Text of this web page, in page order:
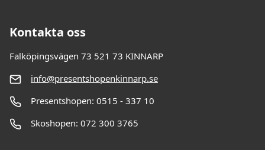
Kontakta oss
Falköpingsvägen 73 521 73 KINNARP
info@presentshopenkinnarp.se
Presentshopen: 0515 - 337 10
Skoshopen: 072 300 3765